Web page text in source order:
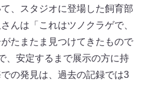
、スタジオに登場した飼育部
んは「これはツノクラゲで、
たまたま見つけてきたもので
、安定するまで展示の方に持
の発見は、過去の記録では3